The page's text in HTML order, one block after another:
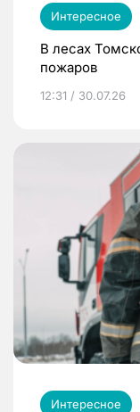
Интересное
В лесах
пожаров
12:31 / 30.07.26
Интересное